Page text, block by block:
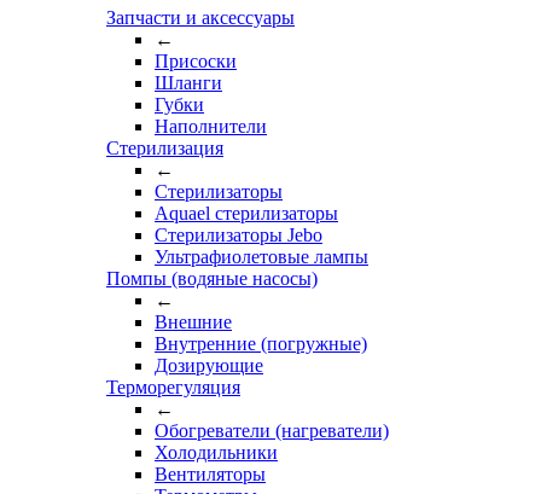
Запчасти и аксессуары
←
Присоски
Шланги
Губки
Наполнители
Стерилизация
←
Стерилизаторы
Aquael стерилизаторы
Стерилизаторы Jebo
Ультрафиолетовые лампы
Помпы (водяные насосы)
←
Внешние
Внутренние (погружные)
Дозирующие
Терморегуляция
←
Обогреватели (нагреватели)
Холодильники
Вентиляторы